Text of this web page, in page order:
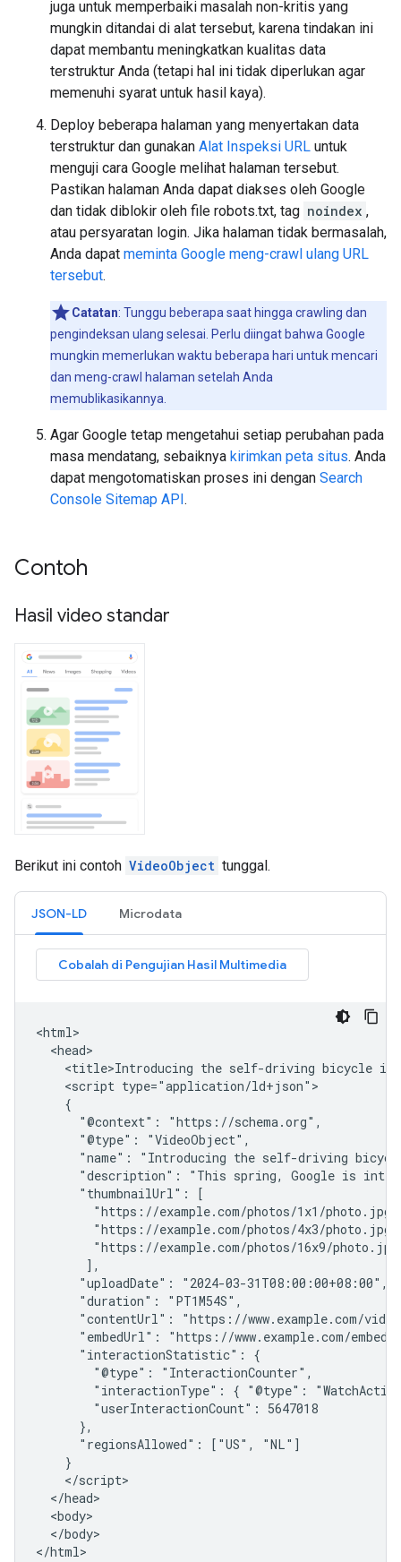
juga untuk memperbaiki masalah non-kritis yang
mungkin ditandai di alat tersebut, karena tindakan ini
dapat membantu meningkatkan kualitas data
terstruktur Anda (tetapi hal ini tidak diperlukan agar
memenuhi syarat untuk hasil kaya).
Deploy beberapa halaman yang menyertakan data
terstruktur dan gunakan Alat Inspeksi URL untuk
menguji cara Google melihat halaman tersebut.
Pastikan halaman Anda dapat diakses oleh Google
dan tidak diblokir oleh file robots.txt, tag noindex ,
atau persyaratan login. Jika halaman tidak bermasalah,
Anda dapat meminta Google meng-crawl ulang URL
tersebut.
Catatan: Tunggu beberapa saat hingga crawling dan
pengindeksan ulang selesai. Perlu diingat bahwa Google
mungkin memerlukan waktu beberapa hari untuk mencari
dan meng-crawl halaman setelah Anda
memublikasikannya.
Agar Google tetap mengetahui setiap perubahan pada
masa mendatang, sebaiknya kirimkan peta situs. Anda
dapat mengotomatiskan proses ini dengan Search
Console Sitemap API.
Contoh
Hasil video standar
Berikut ini contoh VideoObject tunggal.
JSON-LD Microdata
<html>
  <head>
<title>Introducing the self-driving bicycle in
    <script type="application/ld+json">
    {
      "@context": "https://schema.org",
      "@type": "VideoObject",
"name": "Introducing the self-driving
"description": "This spring, Google is
      "thumbnailUrl": [
"https://example.com/photos/1x1/
"https://example.com/photos/4x3/
"https://example.com/photos/16x9/
       ],
      "uploadDate": "2024-03-31T08:00:00+08:00",
      "duration": "PT1M54S",
"contentUrl": "https://www.example.com/
"embedUrl": "https://www.example.com/embed/
      "interactionStatistic": {
        "@type": "InteractionCounter",
"interactionType": { "@type":
        "userInteractionCount": 5647018
      },
      "regionsAllowed": ["US", "NL"]
    }
    </script>
  </head>
  <body>
  </body>
</html>